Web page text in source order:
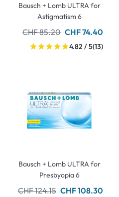
Bausch + Lomb ULTRA for
Astigmatism 6
CHF 85.20 CHF 74.40
4.82 / 5(13)
Bausch + Lomb ULTRA for
Presbyopia 6
CHF 124.15 CHF 108.30